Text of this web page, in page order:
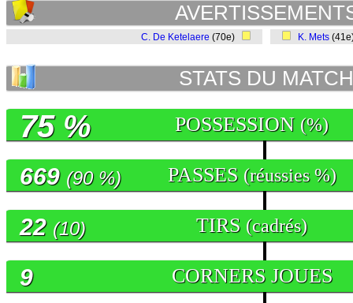
C. De Ketelaere (70e) K. Mets
STATS DU MATCH
POSSESSION (%)
75 %
PASSES (réussies %)
669 (90 %)
TIRS (cadrés)
22 (10)
CORNERS JOUES
9